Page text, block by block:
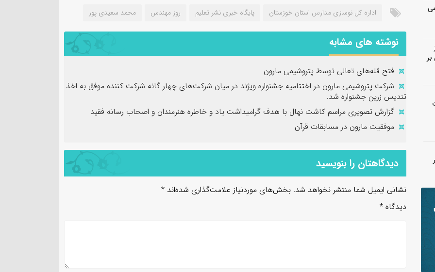
اداره کل نوسازی مدارس استان خوزستان پایگاه خبری نشر تعلیم روز مهندس محمد سعیدی پور
نوشته های مشابه
فتح‌ قله‌های تعالی توسط پتروشیمی مارون
شرکت پتروشیمی مارون در اختتامیه جشنواره ویژند در میان شرکت‌های چهار گانه شرکت کننده موفق به اخذ
تندیس زرین جشنواره شد.
گزارش تصویری مراسم کاشت نهال با هدف گرامیداشت یاد و خاطره هنرمندان و اصحاب رسانه فقید
موفقیت مارون در مسابقات قرآن
دیدگاهتان را بنویسید
نشانی ایمیل شما منتشر نخواهد شد. بخش‌های موردنیاز علامت‌گذاری شده‌اند *
دیدگاه *